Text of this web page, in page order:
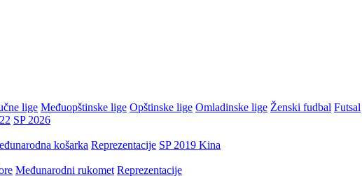
lige Međuopštinske lige Opštinske lige Omladinske lige Ženski fudbal Futsal
SP 2026
košarka Reprezentacije SP 2019 Kina
Međunarodni rukomet Reprezentacije